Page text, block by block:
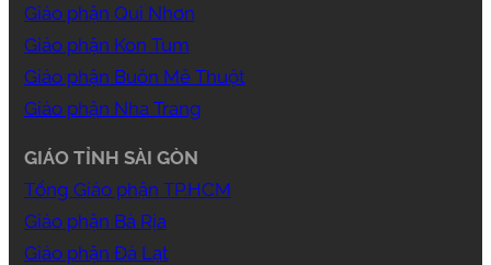
Giáo phận Qui Nhơn
Giáo phận Kon Tum
Giáo phận Buôn Mê Thuột
Giáo phận Nha Trang
GIÁO TỈNH SÀI GÒN
Tổng Giáo phận TP.HCM
Giáo phận Bà Rịa
Giáo phận Đà Lạt